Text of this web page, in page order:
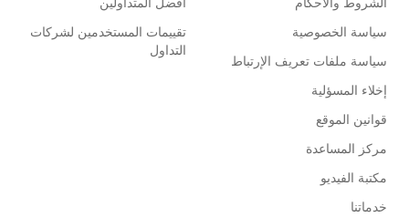
سياسة الخصوصية
سياسة ملفات تعريف الإرتباط
إخلاء المسؤلية
قوانين الموقع
مركز المساعدة
مكتبة الفيديو
خدماتنا
تقييمات المستخدمين لشركات
التداول